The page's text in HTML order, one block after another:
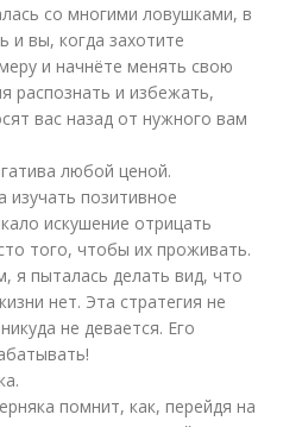
со многими ловушками, в
и вы, когда захотите
и начнёте менять свою
распознать и избежать,
вас назад от нужного вам
любой ценой.
изучать позитивное
искушение отрицать
того, чтобы их проживать.
я пыталась делать вид, что
нет. Эта стратегия не
не девается. Его
помнит, как, перейдя на